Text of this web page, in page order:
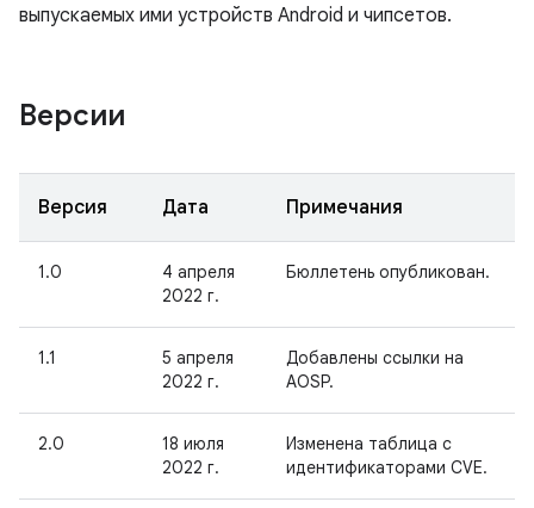
выпускаемых ими устройств Android и чипсетов.
Версии
Версия Дата Примечания
1.0
4 апреля
2022 г.
Бюллетень опубликован.
1.1
5 апреля
2022 г.
Добавлены ссылки на
AOSP.
2.0
18 июля
2022 г.
Изменена таблица с
идентификаторами CVE.